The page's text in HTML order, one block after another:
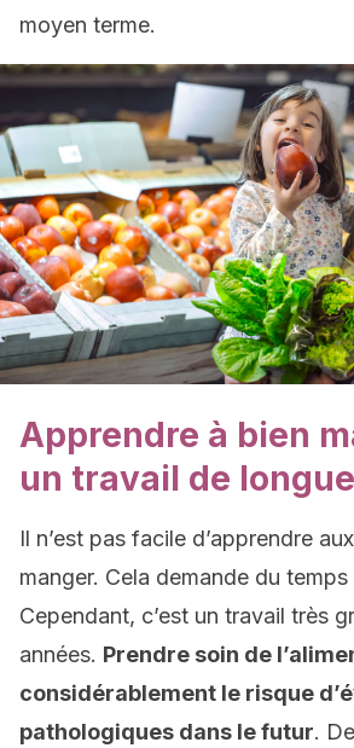
moyen terme.
Apprendre à bien
un travail de
Il n’est pas facile d’apprendre
manger. Cela demande du
Cependant, c’est un travail très
années. Prendre soin de
considérablement le risque
pathologiques dans le futur.